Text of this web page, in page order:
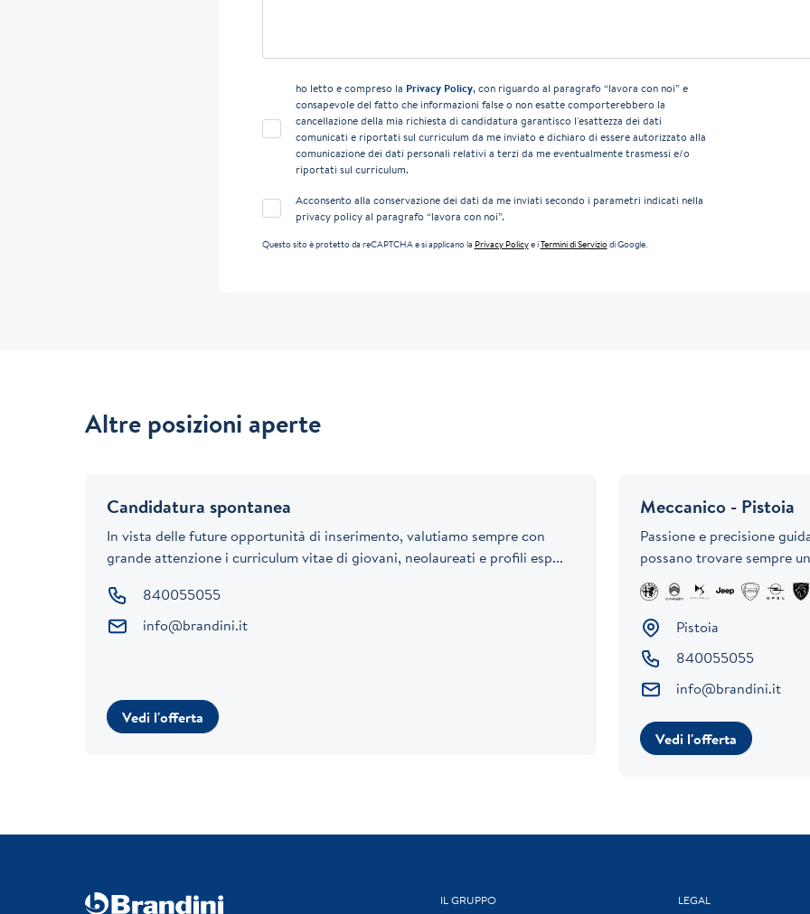
ho letto e compreso la Privacy Policy, con riguardo al paragrafo “lavora con noi” e
consapevole del fatto che informazioni false o non esatte comporterebbero la
cancellazione della mia richiesta di candidatura garantisco l'esattezza dei dati
comunicati e riportati sul curriculum da me inviato e dichiaro di essere autorizzato alla
comunicazione dei dati personali relativi a terzi da me eventualmente trasmessi e/o
riportati sul curriculum.
Acconsento alla conservazione dei dati da me inviati secondo i parametri indicati nella
privacy policy al paragrafo “lavora con noi”.
Questo sito è protetto da reCAPTCHA e si applicano la Privacy Policye iTermini di Serviziodi Google.
Altre posizioni aperte
Candidatura spontanea
In vista delle future opportunità di inserimento, valutiamo sempre con
grande attenzione i curriculum vitae di giovani, neolaureati e profili esp...
840055055
info@brandini.it
Vedi l'offerta
Meccanico - Pistoia
Passione e precisione
possano trovare sempre
Pistoia
840055055
info@brandini.it
Vedi l'offerta
IL GRUPPO LEGAL